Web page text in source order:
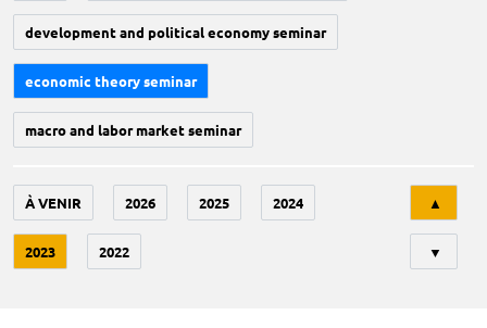
development and political economy seminar
economic theory seminar
macro and labor market seminar
À VENIR 2026 2025 2024
2023 2022
▲
▼